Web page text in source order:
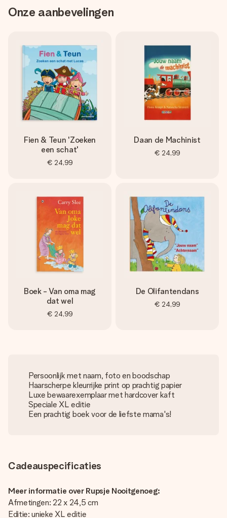
Onze aanbevelingen
Fien & Teun 'Zoeken
een schat'
€ 24,99
Daan de Machinist
€ 24,99
Boek - Van oma mag
dat wel
€ 24,99
De Olifantendans
€ 24,99
Persoonlijk met naam, foto en boodschap
Haarscherpe kleurrijke print op prachtig papier
Luxe bewaarexemplaar met hardcover kaft
Speciale XL editie
Een prachtig boek voor de liefste mama's!
Cadeauspecificaties
Meer informatie over Rupsje Nooitgenoeg:
Afmetingen: 22 x 24,5 cm
Editie: unieke XL editie